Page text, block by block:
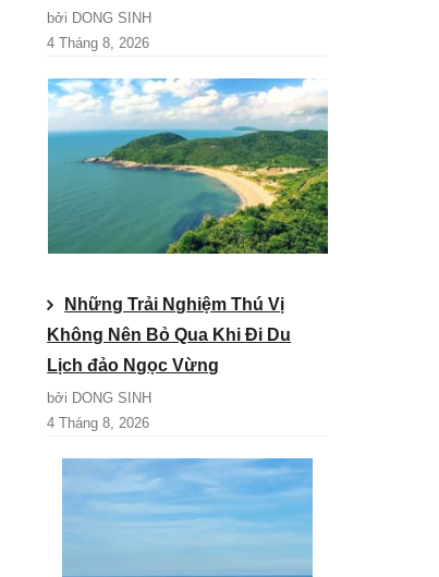
bởi DONG SINH
4 Tháng 8, 2026
Những Trải Nghiệm Thú Vị
Không Nên Bỏ Qua Khi Đi Du
Lịch đảo Ngọc Vừng
bởi DONG SINH
4 Tháng 8, 2026